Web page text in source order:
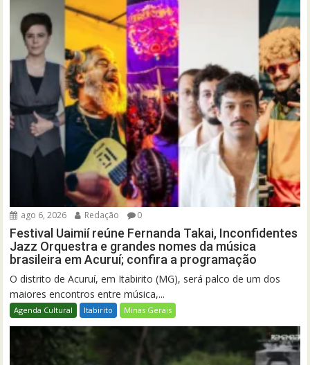
ago 6, 2026 Redação 0
Festival Uaimií reúne Fernanda Takai, Inconfidentes
Jazz Orquestra e grandes nomes da música
brasileira em Acuruí; confira a programação
O distrito de Acuruí, em Itabirito (MG), será palco de um dos
maiores encontros entre música,...
Agenda Cultural Itabirito Minas Gerais